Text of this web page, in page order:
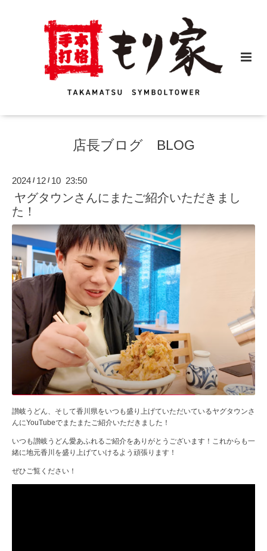
店長ブログ BLOG
2024 / 12 / 10 23:50
ヤグタウンさんにまたご紹介いただきまし
た！
讃岐うどん、そして香川県をいつも盛り上げていただいているヤグタウンさ
んにYouTubeでまたまたご紹介いただきました！
いつも讃岐うどん愛あふれるご紹介をありがとうございます！これからも一
緒に地元香川を盛り上げていけるよう頑張ります！
ぜひご覧ください！